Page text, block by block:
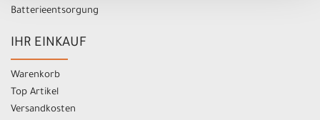
Batterieentsorgung
IHR EINKAUF
Warenkorb
Top Artikel
Versandkosten